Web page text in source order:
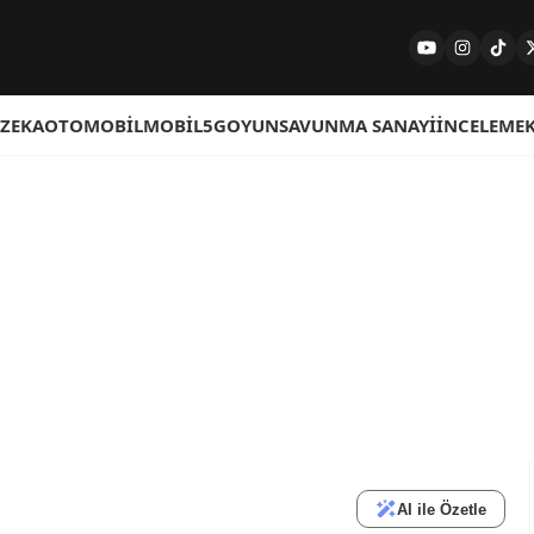
OTOMOBILMOBIL5GOYUNSAVUNMA SANAYIİNCELEME
AI ile Özetle